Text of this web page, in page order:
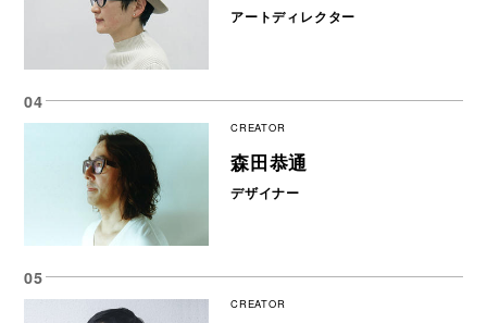
アートディレクター
CREATOR
森田恭通
デザイナー
CREATOR